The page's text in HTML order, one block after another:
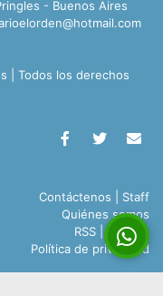
- Buenos Aires
| Todos los derechos
Contáctenos
Staff
Quiénes somos
RSS | Archivo
Política de privacidad